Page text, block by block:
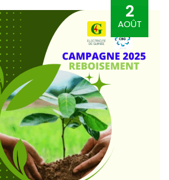
2
AOÛT